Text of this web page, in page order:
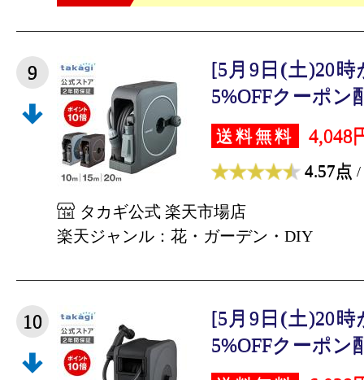
9
[5月9日(土)20
5%OFFクーポン
送料無料 4,048
4.57点 /
タカギ公式 楽天市場店
楽天ジャンル：花・ガーデン・DIY
10
[5月9日(土)20
5%OFFクーポン